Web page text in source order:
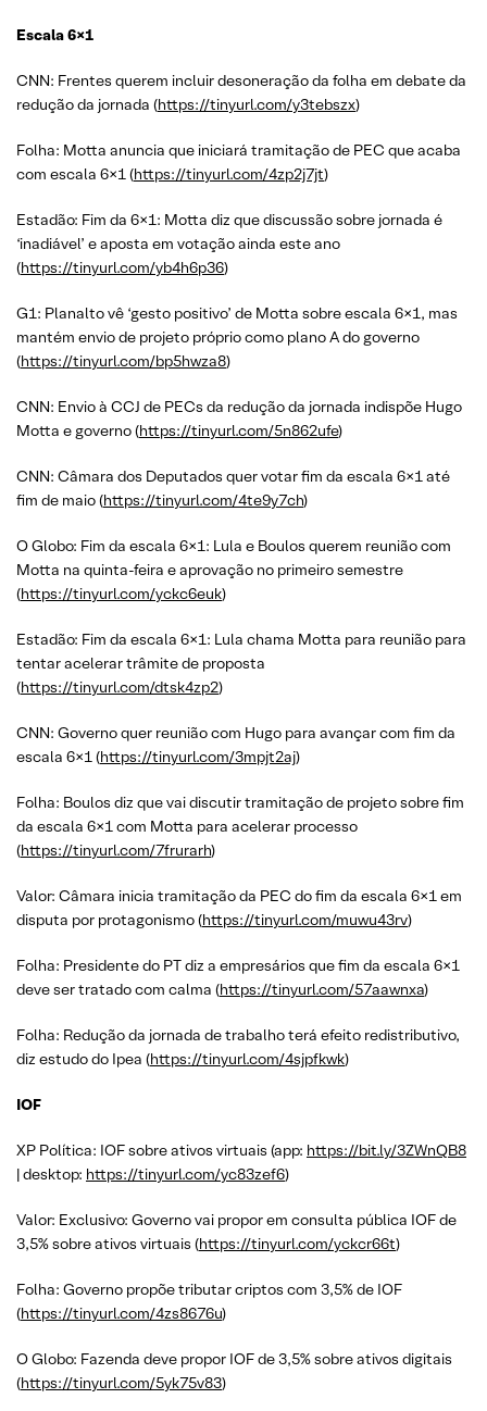
Escala 6×1
CNN: Frentes querem incluir desoneração da folha em debate da
redução da jornada (https://tinyurl.com/y3tebszx)
Folha: Motta anuncia que iniciará tramitação de PEC que acaba
com escala 6×1 (https://tinyurl.com/4zp2j7jt)
Estadão: Fim da 6×1: Motta diz que discussão sobre jornada é
‘inadiável’ e aposta em votação ainda este ano
(https://tinyurl.com/yb4h6p36)
G1: Planalto vê ‘gesto positivo’ de Motta sobre escala 6×1, mas
mantém envio de projeto próprio como plano A do governo
(https://tinyurl.com/bp5hwza8)
CNN: Envio à CCJ de PECs da redução da jornada indispõe Hugo
Motta e governo (https://tinyurl.com/5n862ufe)
CNN: Câmara dos Deputados quer votar fim da escala 6×1 até
fim de maio (https://tinyurl.com/4te9y7ch)
O Globo: Fim da escala 6×1: Lula e Boulos querem reunião com
Motta na quinta-feira e aprovação no primeiro semestre
(https://tinyurl.com/yckc6euk)
Estadão: Fim da escala 6×1: Lula chama Motta para reunião para
tentar acelerar trâmite de proposta
(https://tinyurl.com/dtsk4zp2)
CNN: Governo quer reunião com Hugo para avançar com fim da
escala 6×1 (https://tinyurl.com/3mpjt2aj)
Folha: Boulos diz que vai discutir tramitação de projeto sobre fim
da escala 6×1 com Motta para acelerar processo
(https://tinyurl.com/7frurarh)
Valor: Câmara inicia tramitação da PEC do fim da escala 6×1 em
disputa por protagonismo (https://tinyurl.com/muwu43rv)
Folha: Presidente do PT diz a empresários que fim da escala 6×1
deve ser tratado com calma (https://tinyurl.com/57aawnxa)
Folha: Redução da jornada de trabalho terá efeito redistributivo,
diz estudo do Ipea (https://tinyurl.com/4sjpfkwk)
IOF
XP Política: IOF sobre ativos virtuais (app: https://bit.ly/3ZWnQB8
| desktop: https://tinyurl.com/yc83zef6)
Valor: Exclusivo: Governo vai propor em consulta pública IOF de
3,5% sobre ativos virtuais (https://tinyurl.com/yckcr66t)
Folha: Governo propõe tributar criptos com 3,5% de IOF
(https://tinyurl.com/4zs8676u)
O Globo: Fazenda deve propor IOF de 3,5% sobre ativos digitais
(https://tinyurl.com/5yk75v83)